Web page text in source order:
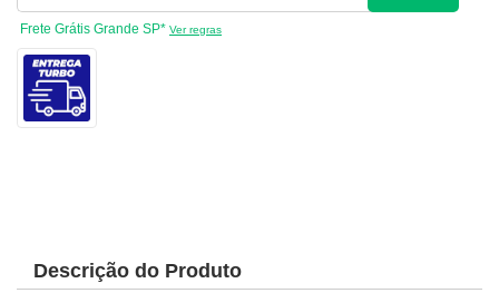
Frete Grátis Grande SP* Ver regras
Descrição do Produto